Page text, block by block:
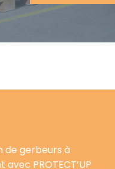
de gerbeurs à
PROTECT’UP